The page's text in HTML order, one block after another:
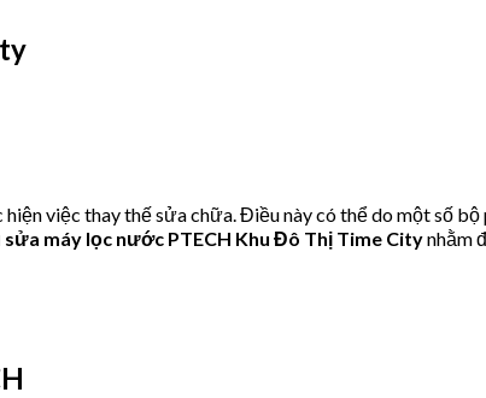
việc thay thế sửa chữa. Điều này có thể do một số
sửa máy lọc nước PTECH Khu Đô Thị Time Citynhằm